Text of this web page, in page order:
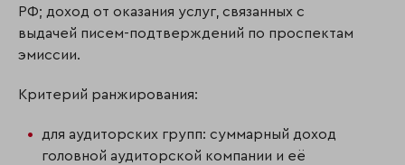
РФ; доход от оказания услуг, связанных с
выдачей писем-подтверждений по проспектам
эмиссии.
Критерий ранжирования:
для аудиторских групп: суммарный доход
головной аудиторской компании и её